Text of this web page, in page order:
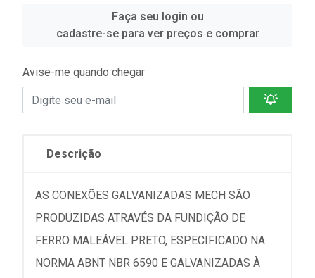
Faça seu login ou
cadastre-se para ver preços e comprar
Avise-me quando chegar
Descrição
AS CONEXÕES GALVANIZADAS MECH SÃO
PRODUZIDAS ATRAVÉS DA FUNDIÇÃO DE
FERRO MALEÁVEL PRETO, ESPECIFICADO NA
NORMA ABNT NBR 6590 E GALVANIZADAS À